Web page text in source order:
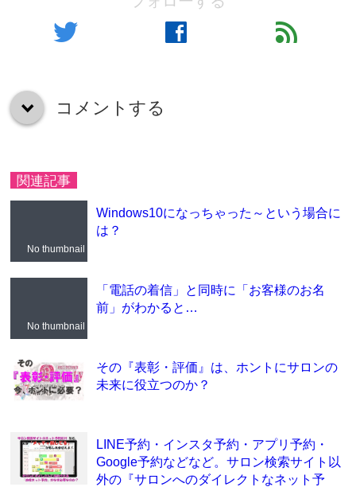
twitter facebook feed
down コメントする
関連記事
No thumbnail
Windows10になっちゃった～という場合に
は？
No thumbnail
「電話の着信」と同時に「お客様のお名
前」がわかると…
その『表彰・評価』は、ホントにサロンの
未来に役立つのか？
LINE予約・インスタ予約・アプリ予約・
Google予約などなど。サロン検索サイト以
外の『サロンへのダイレクトなネット予